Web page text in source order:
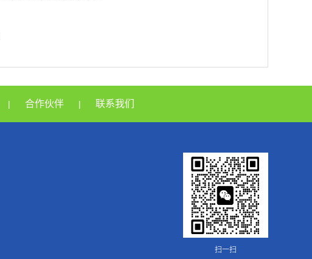
| 合作伙伴 | 联系我们
扫一扫